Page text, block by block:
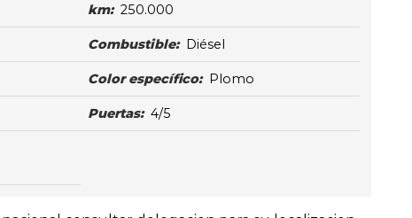
km: 250.000
Combustible: Diésel
Color específico: Plomo
Puertas: 4/5